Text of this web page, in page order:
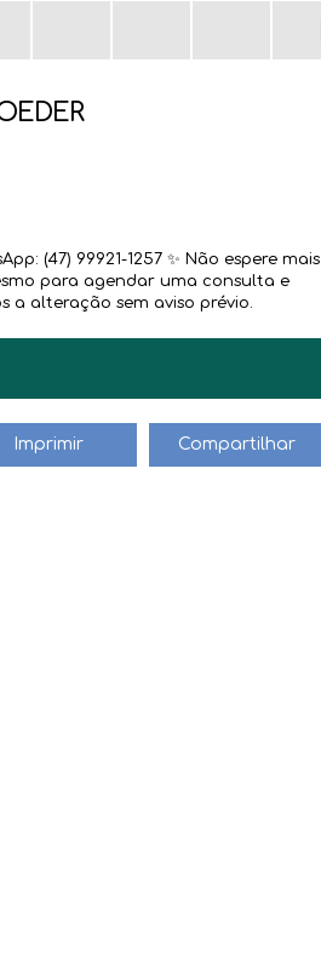
(47) 99921-1257 ✨ Não espere mais
para agendar uma consulta e
a alteração sem aviso prévio.
Imprimir Compartilhar
CRECI31.882
+55 (47) 99612-4704
jair@haus.imb.br